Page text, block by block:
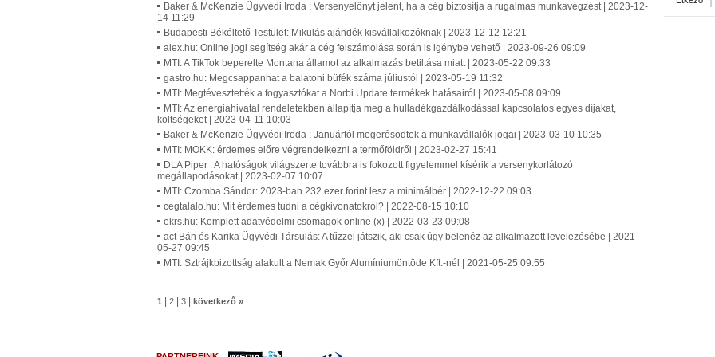
Baker & McKenzie Ügyvédi Iroda : Versenyelőnyt jelent, ha a cég biztosítja a rugalmas munkavégzést | 2023-12-
14 11:29
Budapesti Békéltető Testület: Mikulás ajándék kisvállalkozóknak | 2023-12-12 12:21
alex.hu: Online jogi segítség akár a cég felszámolása során is igénybe vehető | 2023-09-26 09:09
MTI: A TikTok beperelte Montana államot az alkalmazás betiltása miatt | 2023-05-22 09:33
gastro.hu: Megcsappanhat a balatoni büfék száma júliustól | 2023-05-19 11:32
MTI: Megtévesztették a fogyasztókat a Norbi Update termékek hatásairól | 2023-05-08 09:09
MTI: Az energiahivatal rendeletekben állapítja meg a hulladékgazdálkodással kapcsolatos egyes díjakat,
költségeket | 2023-04-11 10:03
Baker & McKenzie Ügyvédi Iroda : Januártól megerősödtek a munkavállalók jogai | 2023-03-10 10:35
MTI: MOKK: érdemes előre végrendelkezni a termőföldről | 2023-02-27 15:41
DLA Piper : A hatóságok világszerte továbbra is fokozott figyelemmel kísérik a versenykorlátozó
megállapodásokat | 2023-02-07 10:07
MTI: Czomba Sándor: 2023-ban 232 ezer forint lesz a minimálbér | 2022-12-22 09:03
cegtalalo.hu: Mit érdemes tudni a cégkivonatokról? | 2022-08-15 10:10
ekrs.hu: Komplett adatvédelmi csomagok online (x) | 2022-03-23 09:08
act Bán és Karika Ügyvédi Társulás: A tűzzel játszik, aki csak úgy belenéz az alkalmazott levelezésébe | 2021-
05-27 09:45
MTI: Sztrájkbizottság alakult a Nemak Győr Alumíniumöntöde Kft.-nél | 2021-05-25 09:55
1 2 3 következő »